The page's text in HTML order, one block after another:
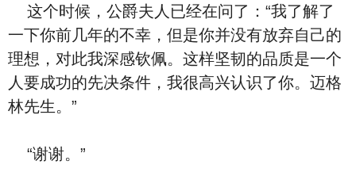
这个时候，公爵夫人已经在问了：“我了解了
一下你前几年的不幸，但是你并没有放弃自己的
理想，对此我深感钦佩。这样坚韧的品质是一个
人要成功的先决条件，我很高兴认识了你。迈格
林先生。”
“谢谢。”